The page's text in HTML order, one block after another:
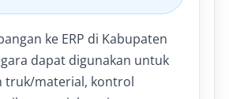
ke ERP di Kabupaten
dapat digunakan untuk
truk/material, kontrol